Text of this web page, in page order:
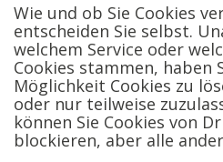
Wie und ob Sie Cookies
entscheiden Sie selbst.
welchem Service oder
Cookies stammen, haben
Möglichkeit Cookies zu
oder nur teilweise
können Sie Cookies von
blockieren, aber alle